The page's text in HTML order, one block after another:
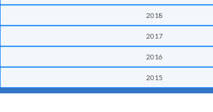
2018
2017
2016
2015